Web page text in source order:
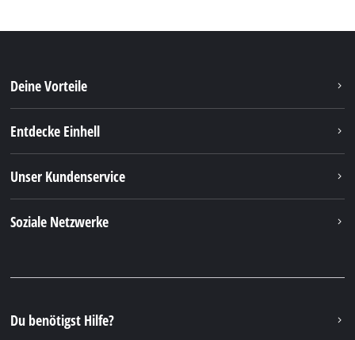
Deine Vorteile
Entdecke Einhell
Unser Kundenservice
Soziale Netzwerke
Du benötigst Hilfe?